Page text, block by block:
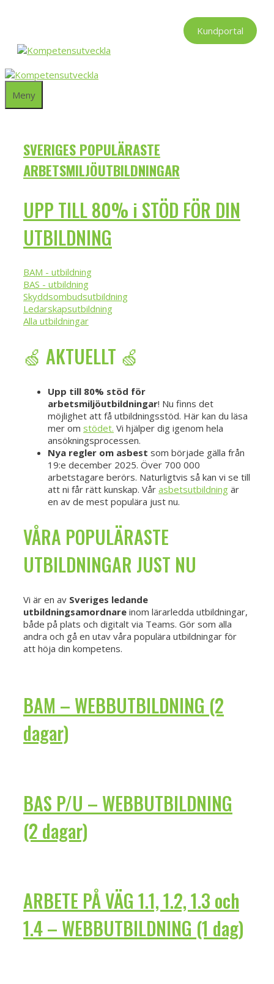
Kundportal
Meny
SVERIGES POPULÄRASTE
ARBETSMILJÖUTBILDNINGAR
UPP TILL 80% i STÖD FÖR DIN
UTBILDNING
BAM - utbildning
BAS - utbildning
Skyddsombudsutbildning
Ledarskapsutbildning
Alla utbildningar
🍏 AKTUELLT 🍏
Upp till 80% stöd för
arbetsmiljöutbildningar! Nu finns det
möjlighet att få utbildningsstöd. Här kan du läsa
mer om stödet. Vi hjälper dig igenom hela
ansökningsprocessen.
Nya regler om asbest som började gälla från
19:e december 2025. Över 700 000
arbetstagare berörs. Naturligtvis så kan vi se till
att ni får rätt kunskap. Vår asbetsutbildning är
en av de mest populära just nu.
VÅRA POPULÄRASTE
UTBILDNINGAR JUST NU
Vi är en av Sveriges ledande
utbildningsamordnare inom lärarledda utbildningar,
både på plats och digitalt via Teams. Gör som alla
andra och gå en utav våra populära utbildningar för
att höja din kompetens.
BAM – WEBBUTBILDNING (2
dagar)
BAS P/U – WEBBUTBILDNING
(2 dagar)
ARBETE PÅ VÄG 1.1, 1.2, 1.3 och
1.4 – WEBBUTBILDNING (1 dag)